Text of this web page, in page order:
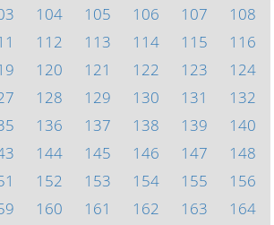
104 105 106 107
108
112 113 114 115
116
120 121 122 123
124
128 129 130 131
132
136 137 138 139
140
144 145 146 147
148
152 153 154 155
156
160 161 162 163
164